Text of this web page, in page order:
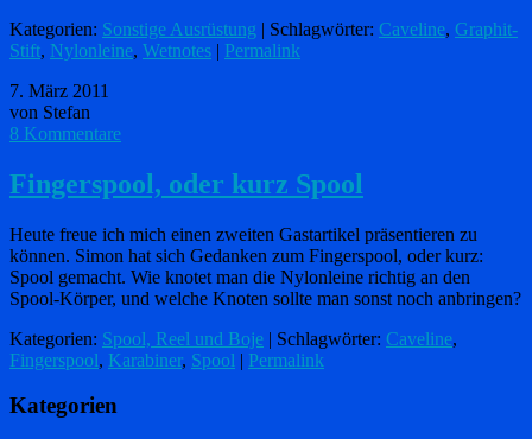
Kategorien: Sonstige Ausrüstung | Schlagwörter: Caveline, Graphit-
Stift, Nylonleine, Wetnotes | Permalink
7. März 2011
von Stefan
8 Kommentare
Fingerspool, oder kurz Spool
Heute freue ich mich einen zweiten Gastartikel präsentieren zu
können. Simon hat sich Gedanken zum Fingerspool, oder kurz:
Spool gemacht. Wie knotet man die Nylonleine richtig an den
Spool-Körper, und welche Knoten sollte man sonst noch anbringen?
Kategorien: Spool, Reel und Boje | Schlagwörter: Caveline,
Fingerspool, Karabiner, Spool | Permalink
Kategorien